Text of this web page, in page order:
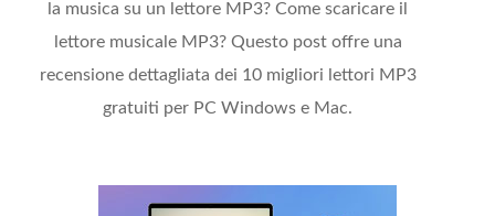
la musica su un lettore MP3? Come scaricare il
lettore musicale MP3? Questo post offre una
recensione dettagliata dei 10 migliori lettori MP3
gratuiti per PC Windows e Mac.